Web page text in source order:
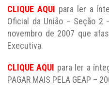
CLIQUE AQUI para ler a
Oficial da União – Seção 2
novembro de 2007 que
Executiva.
CLIQUE AQUI para ler a
PAGAR MAIS PELA GEAP –